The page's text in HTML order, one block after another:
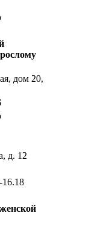
дом 20,
д. 12
16.18